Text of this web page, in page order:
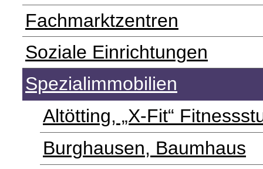
Fachmarktzentren
Soziale Einrichtungen
Spezialimmobilien
Altötting, „X-Fit“
Burghausen, Baumhaus